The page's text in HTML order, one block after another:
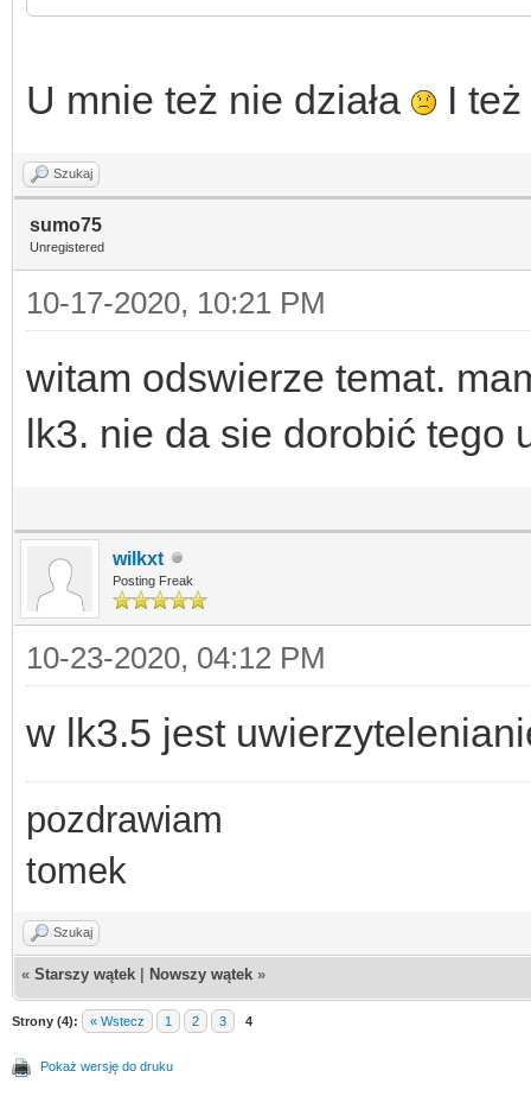
U mnie też nie działa I
Szukaj
sumo75
Unregistered
10-17-2020, 10:21 PM
witam odswierze temat.
lk3. nie da sie dorobić tego
wilkxt
Posting Freak
10-23-2020, 04:12 PM
w lk3.5 jest
pozdrawiam
tomek
Szukaj
« Starszy wątek Nowszy wątek »
Strony (4): « Wstecz 1 2 3 4
Pokaż wersję do druku